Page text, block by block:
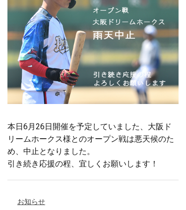
本日6月26日開催を予定していました、大阪ド
リームホークス様とのオープン戦は悪天候のた
め、中止となりました。
引き続き応援の程、宜しくお願いします！
お知らせ